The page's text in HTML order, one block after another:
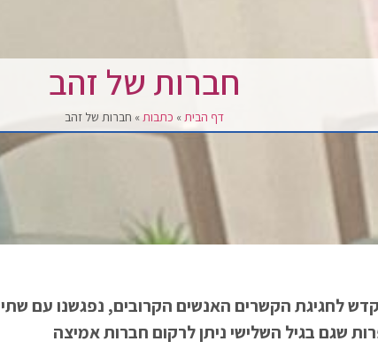
חברות של זהב
דף הבית» כתבות» חברות של זהב
לחגיגת הקשרים האנשים הקרובים, נפגשנו עם שתי
שגם בגיל השלישי ניתן לרקום חברות אמיצה